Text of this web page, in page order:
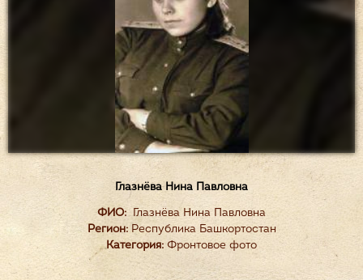
Глазнёва Нина Павловна
ФИО: Глазнёва Нина Павловна
Регион:Республика Башкортостан
Категория: Фронтовое фото